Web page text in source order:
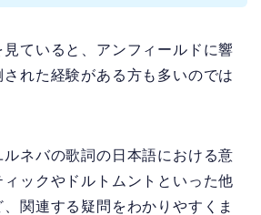
見ていると、アンフィールドに響
れた経験がある方も多いのでは
ネバの歌詞の日本語における意
ックやドルトムントといった他
関連する疑問をわかりやすくま